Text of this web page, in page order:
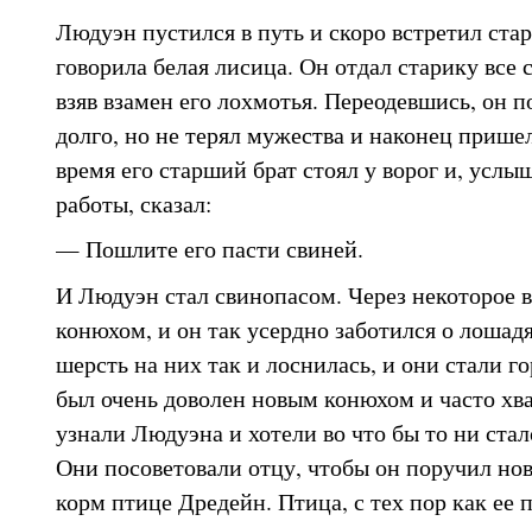
Людуэн пустился в путь и скоро встретил
говорила белая лисица. Он отдал старику все
взяв взамен его лохмотья. Переодевшись, он
долго, но не терял мужества и наконец
время его старший брат стоял у ворог и,
работы, сказал:
— Пошлите его пасти свиней.
И Людуэн стал свинопасом. Через некоторое
конюхом, и он так усердно заботился о
шерсть на них так и лоснилась, и они стали
был очень доволен новым конюхом и часто
узнали Людуэна и хотели во что бы то ни
Они посоветовали отцу, чтобы он поручил
корм птице Дредейн. Птица, с тех пор как ее